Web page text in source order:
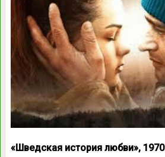
«Шведская история любви», 1970